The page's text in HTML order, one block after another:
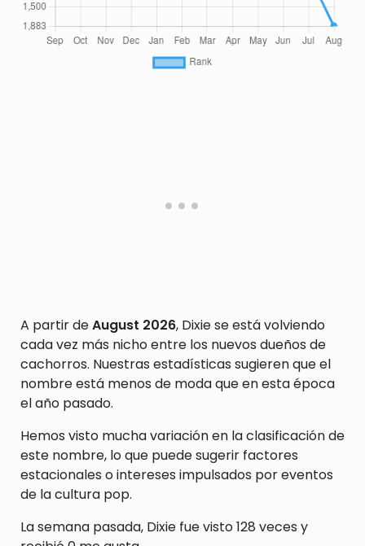
A partir deAugust 2026, Dixie se está volviendo
cada vez más nicho entre los nuevos dueños de
cachorros. Nuestras estadísticas sugieren que el
nombre está menos de moda que en esta época
el año pasado.
Hemos visto mucha variación en la clasificación de
este nombre, lo que puede sugerir factores
estacionales o intereses impulsados por eventos
de la cultura pop.
La semana pasada, Dixie fue visto 128 veces y